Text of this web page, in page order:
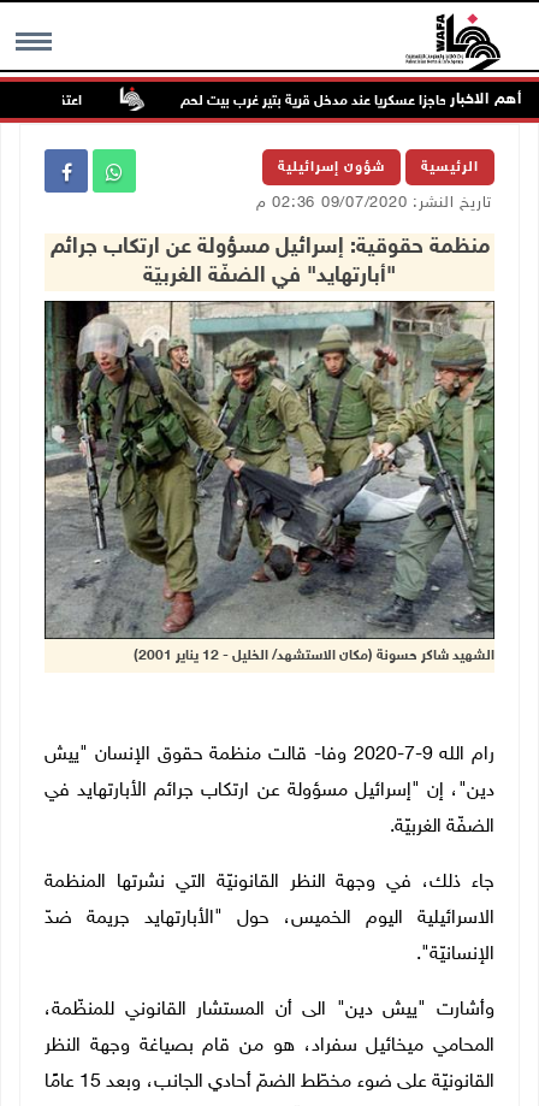
MENU أهم الاخبار
تنصب حاجزا عسكريا عند مدخل قرية بتير غرب بيت لحم اعتقال مواطنين من
الرئيسية شؤون إسرائيلية
تاريخ النشر: 09/07/2020 02:36 م
منظمة حقوقية: إسرائيل مسؤولة عن ارتكاب جرائم
"أبارتهايد" في الضفّة الغربيّة
الشهيد شاكر حسونة (مكان الاستشهد/ الخليل - 12 يناير 2001)
رام الله 9-7-2020 وفا- قالت منظمة
حقوق الإنسان "ييش
دين" ، إن "إسرائيل مسؤولة عن ارتكاب جرائم الأبارتهايد في
الضفّة الغربيّة.
جاء ذلك، في وجهة النظر القانونيّة التي نشرتها المنظمة
الاسرائيلية اليوم الخميس، حول "الأبارتهايد جريمة ضدّ
الإنسانيّة".
وأشارت "ييش دين" الى أن المستشار القانوني للمنظّمة،
المحامي ميخائيل سفراد، هو من قام بصياغة وجهة النظر
القانونيّة على ضوء مخطّط الضمّ أحادي الجانب، وبعد 15 عامًا